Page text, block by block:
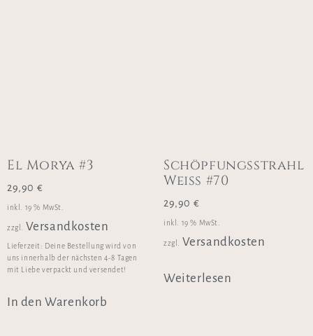
El Morya #3
29,90 €
inkl. 19 % MwSt.
zzgl. Versandkosten
Lieferzeit: Deine Bestellung wird von
uns innerhalb der nächsten 4-8 Tagen
mit Liebe verpackt und versendet!
In den Warenkorb
Schöpfungsstrahl
Weiss #70
29,90 €
inkl. 19 % MwSt.
zzgl. Versandkosten
Weiterlesen